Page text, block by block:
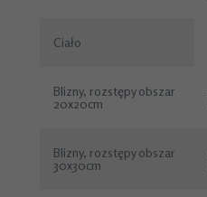
Ciało
Blizny, rozstępy obszar
20x20cm
Blizny, rozstępy obszar
30x30cm